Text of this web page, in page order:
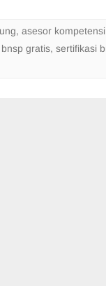
, asesor
gratis, sertifikasi